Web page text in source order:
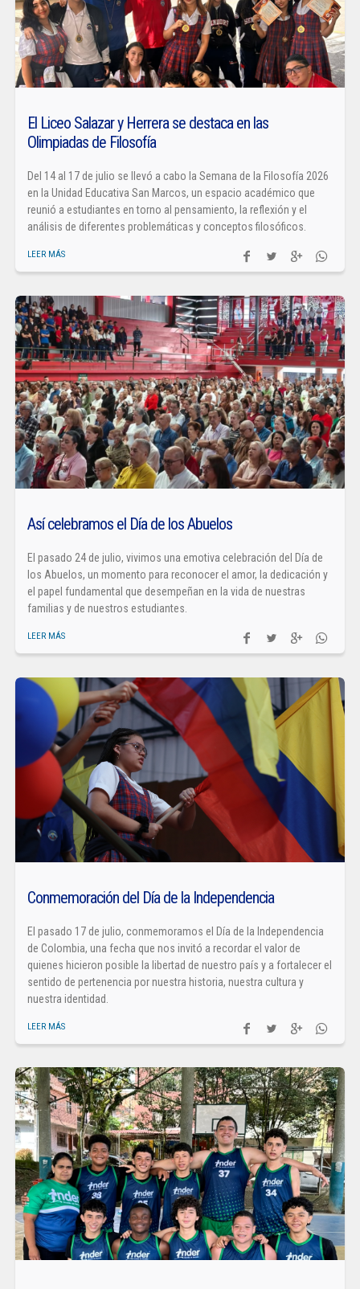
El Liceo Salazar y Herrera se destaca en las
Olimpiadas de Filosofía
Del 14 al 17 de julio se llevó a cabo la Semana de la Filosofía 2026
en la Unidad Educativa San Marcos, un espacio académico que
reunió a estudiantes en torno al pensamiento, la reflexión y el
análisis de diferentes problemáticas y conceptos filosóficos.
LEER MÁS
Así celebramos el Día de los Abuelos
El pasado 24 de julio, vivimos una emotiva celebración del Día de
los Abuelos, un momento para reconocer el amor, la dedicación y
el papel fundamental que desempeñan en la vida de nuestras
familias y de nuestros estudiantes.
LEER MÁS
Conmemoración del Día de la Independencia
El pasado 17 de julio, conmemoramos el Día de la Independencia
de Colombia, una fecha que nos invitó a recordar el valor de
quienes hicieron posible la libertad de nuestro país y a fortalecer el
sentido de pertenencia por nuestra historia, nuestra cultura y
nuestra identidad.
LEER MÁS